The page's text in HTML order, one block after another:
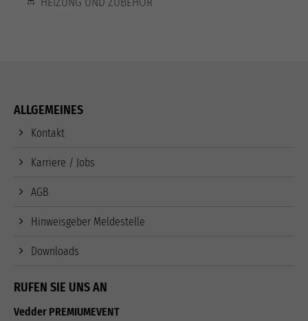
ALLGEMEINES
Kontakt
Karriere / Jobs
AGB
Hinweisgeber Meldestelle
Downloads
RUFEN SIE UNS AN
Vedder PREMIUMEVENT